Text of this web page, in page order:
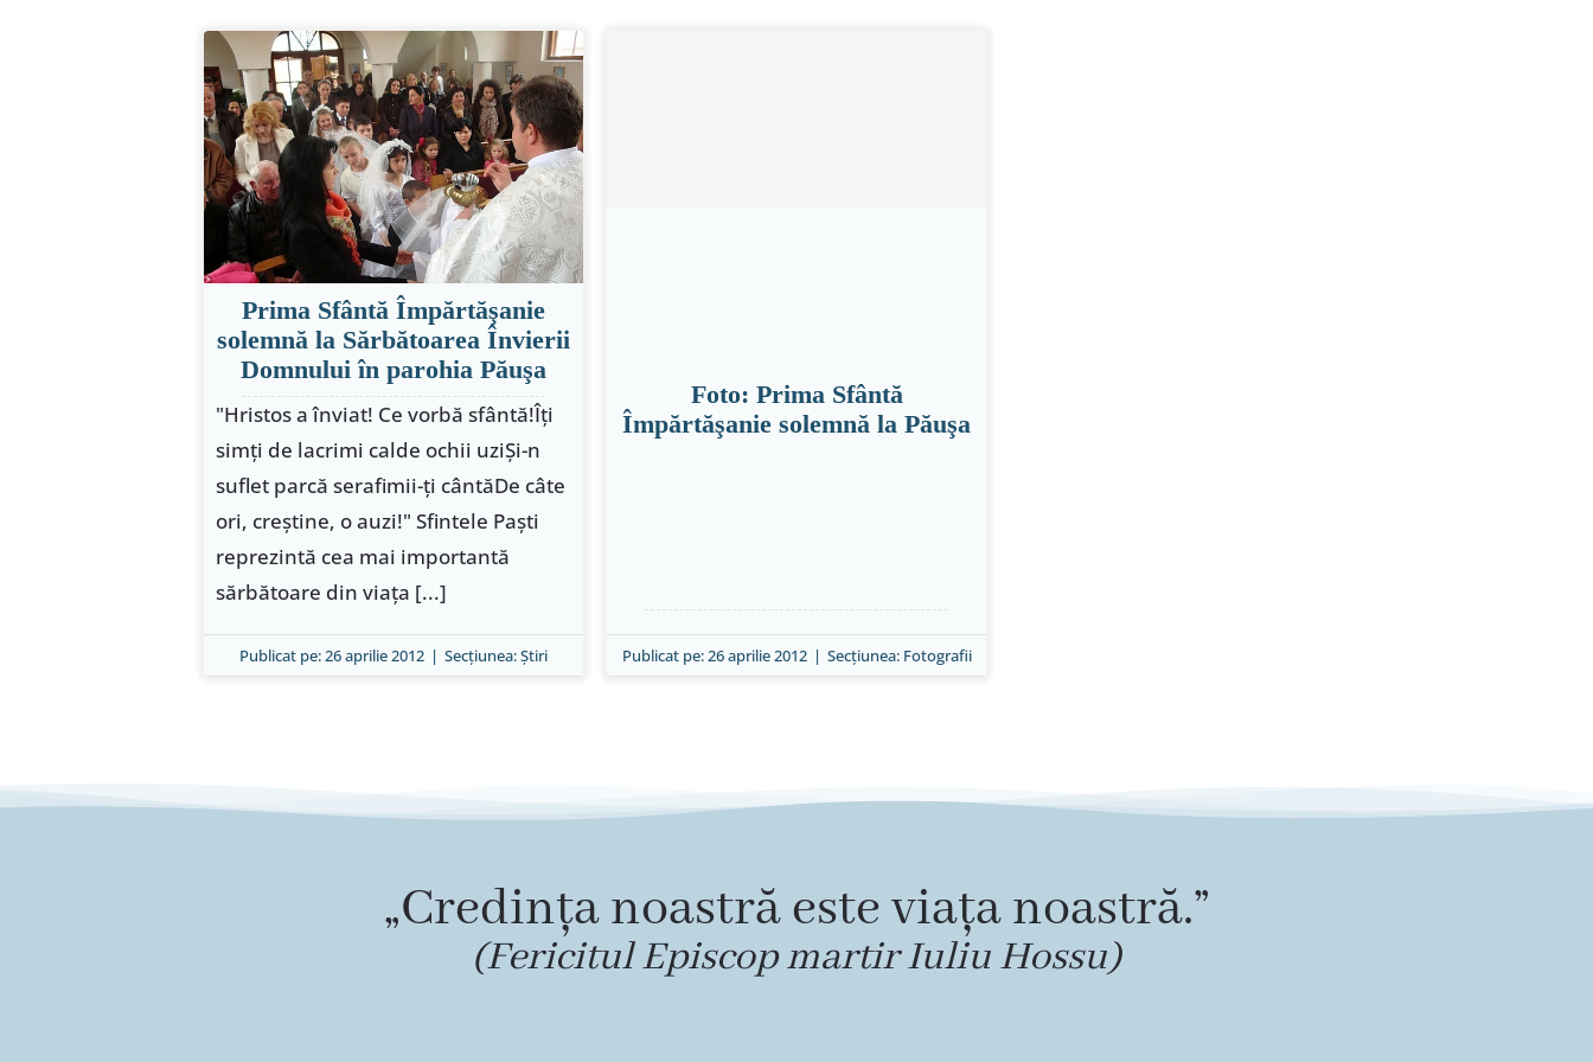
Prima Sfântă Împărtăşanie
solemnă la Sărbătoarea Învierii
Domnului în parohia Păuşa
"Hristos a înviat! Ce vorbă sfântă!Îţi
simţi de lacrimi calde ochii uziŞi-n
suflet parcă serafimii-ţi cântăDe câte
ori, creştine, o auzi!" Sfintele Paşti
reprezintă cea mai importantă
sărbătoare din viaţa [...]
Publicat pe: 26 aprilie 2012 | Secțiunea:Ştiri
Foto: Prima Sfântă
Împărtăşanie solemnă la Păuşa
Publicat pe: 26 aprilie 2012 | Secțiunea: Fotografii
„Credința noastră este viața noastră.”
(Fericitul Episcop martir Iuliu Hossu)